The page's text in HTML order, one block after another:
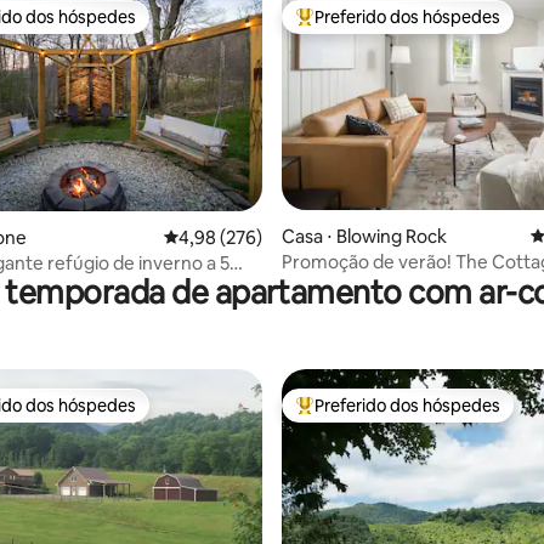
de 5, 115 avaliações
preferidos dos hóspedes
dos hóspedes
4,98 de uma avaliação média de 5, 276
4,98 (276)
refúgio de inverno a 5
e a 10 min de Blowin Rock
Entre os melhores preferidos
Preferido dos hóspedes
Casa ⋅ Blowing Rock
Promoção de verão! The
Main St /Pkg
de apartamento com ar-
preferidos dos hóspedes
dos hóspedes Entre os melhores preferidos
Preferido dos hóspedes